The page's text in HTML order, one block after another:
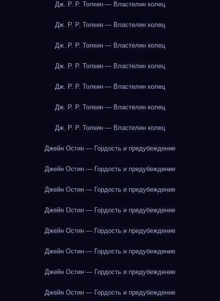
Дж. Р. Р. Толкин — Властелин колец
Дж. Р. Р. Толкин — Властелин колец
Дж. Р. Р. Толкин — Властелин колец
Дж. Р. Р. Толкин — Властелин колец
Дж. Р. Р. Толкин — Властелин колец
Дж. Р. Р. Толкин — Властелин колец
Дж. Р. Р. Толкин — Властелин колец
Джейн Остин — Гордость и предубеждение
Джейн Остин — Гордость и предубеждение
Джейн Остин — Гордость и предубеждение
Джейн Остин — Гордость и предубеждение
Джейн Остин — Гордость и предубеждение
Джейн Остин — Гордость и предубеждение
Джейн Остин — Гордость и предубеждение
Джейн Остин — Гордость и предубеждение